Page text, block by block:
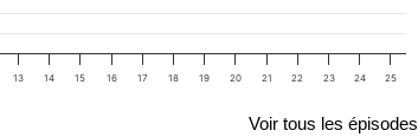
13 14 15 16 17 18 19 20 21 22 23 24 25
Voir tous les épisodes